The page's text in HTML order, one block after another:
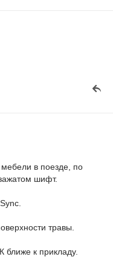
мебели в поезде, по
шифт.
травы.
ближе к прикладу.